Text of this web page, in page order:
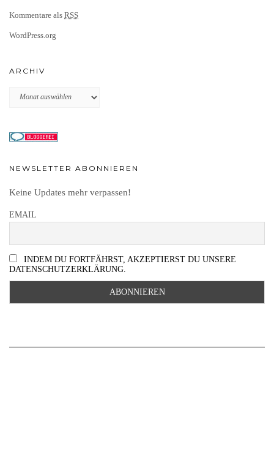
Kommentare als RSS
WordPress.org
ARCHIV
Archiv
NEWSLETTER ABONNIEREN
Keine Updates mehr verpassen!
EMAIL
INDEM DU FORTFÄHRST, AKZEPTIERST DU UNSERE
DATENSCHUTZERKLÄRUNG.